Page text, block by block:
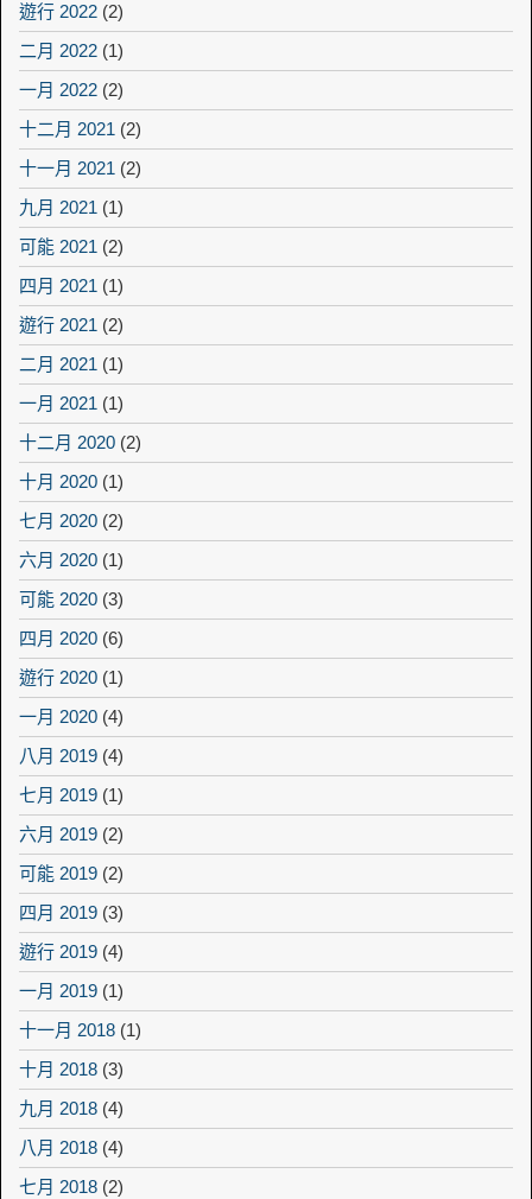
遊行 2022 (2)
二月 2022 (1)
一月 2022 (2)
十二月 2021 (2)
十一月 2021 (2)
九月 2021 (1)
可能 2021 (2)
四月 2021 (1)
遊行 2021 (2)
二月 2021 (1)
一月 2021 (1)
十二月 2020 (2)
十月 2020 (1)
七月 2020 (2)
六月 2020 (1)
可能 2020 (3)
四月 2020 (6)
遊行 2020 (1)
一月 2020 (4)
八月 2019 (4)
七月 2019 (1)
六月 2019 (2)
可能 2019 (2)
四月 2019 (3)
遊行 2019 (4)
一月 2019 (1)
十一月 2018 (1)
十月 2018 (3)
九月 2018 (4)
八月 2018 (4)
七月 2018 (2)